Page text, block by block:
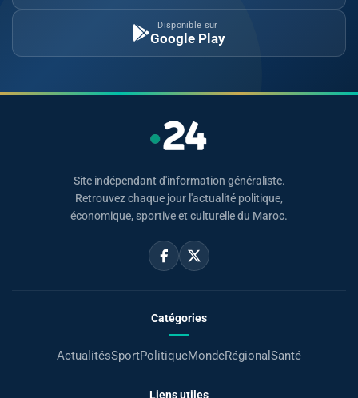
Disponible sur
Google Play
Site indépendant d'information généraliste.
Retrouvez chaque jour l'actualité politique,
économique, sportive et culturelle du Maroc.
Catégories
ActualitésSportPolitiqueMondeRégional Santé
Liens utiles